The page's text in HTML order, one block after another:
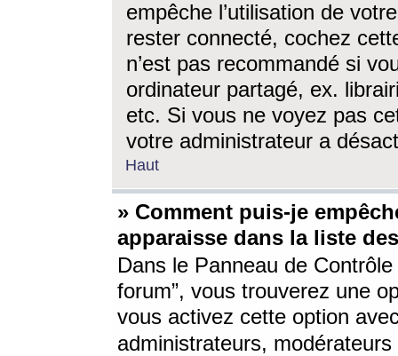
empêche l’utilisation de
rester connecté, cochez
n’est pas recommandé si
ordinateur partagé, ex.
etc. Si vous ne voyez pas
votre administrateur a
Haut
» Comment puis-je
apparaisse dans la liste
Dans le Panneau de
forum”, vous trouverez une
vous activez cette option
administrateurs,